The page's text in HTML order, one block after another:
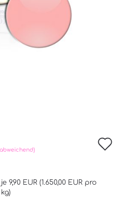
je 9,90 EUR (1.650,00 EUR pro
kg)